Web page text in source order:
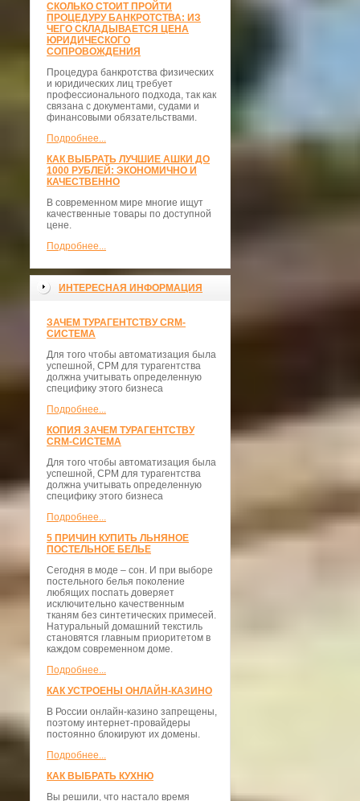
СКОЛЬКО СТОИТ ПРОЙТИ
ПРОЦЕДУРУ БАНКРОТСТВА: ИЗ
ЧЕГО СКЛАДЫВАЕТСЯ ЦЕНА
ЮРИДИЧЕСКОГО
СОПРОВОЖДЕНИЯ
Процедура банкротства физических
и юридических лиц требует
профессионального подхода, так как
связана с документами, судами и
финансовыми обязательствами.
Подробнее...
КАК ВЫБРАТЬ ЛУЧШИЕ АШКИ ДО
1000 РУБЛЕЙ: ЭКОНОМИЧНО И
КАЧЕСТВЕННО
В современном мире многие ищут
качественные товары по доступной
цене.
Подробнее...
ИНТЕРЕСНАЯ ИНФОРМАЦИЯ
ЗАЧЕМ ТУРАГЕНТСТВУ CRM-
СИСТЕМА
Для того чтобы автоматизация была
успешной, СРМ для турагентства
должна учитывать определенную
специфику этого бизнеса
Подробнее...
КОПИЯ ЗАЧЕМ ТУРАГЕНТСТВУ
CRM-СИСТЕМА
Для того чтобы автоматизация была
успешной, СРМ для турагентства
должна учитывать определенную
специфику этого бизнеса
Подробнее...
5 ПРИЧИН КУПИТЬ ЛЬНЯНОЕ
ПОСТЕЛЬНОЕ БЕЛЬЕ
Сегодня в моде – сон. И при выборе
постельного белья поколение
любящих поспать доверяет
исключительно качественным
тканям без синтетических примесей.
Натуральный домашний текстиль
становятся главным приоритетом в
каждом современном доме.
Подробнее...
КАК УСТРОЕНЫ ОНЛАЙН-КАЗИНО
В России онлайн-казино запрещены,
поэтому интернет-провайдеры
постоянно блокируют их домены.
Подробнее...
КАК ВЫБРАТЬ КУХНЮ
Вы решили, что настало время